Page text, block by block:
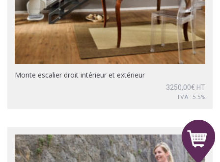
Monte escalier droit intérieur et extérieur
3250,00€ HT
TVA : 5.5%